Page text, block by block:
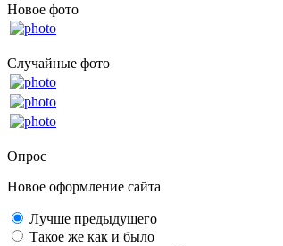
Новое фото
Случайные фото
Опрос
Новое оформление сайта
Лучше предыдущего
Такое же как и было